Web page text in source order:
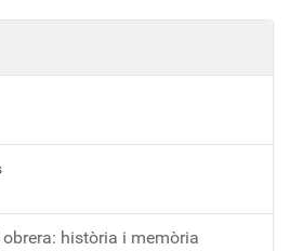
història i memòria